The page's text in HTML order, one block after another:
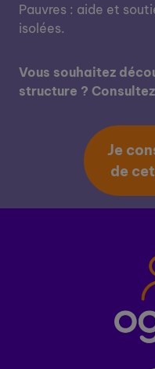
Pauvres : aide et
isolées.
Vous souhaitez
structure ?
Je
de